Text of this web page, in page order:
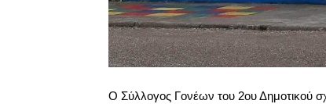
Ο Σύλλογος Γονέων του 2ου Δημοτικού